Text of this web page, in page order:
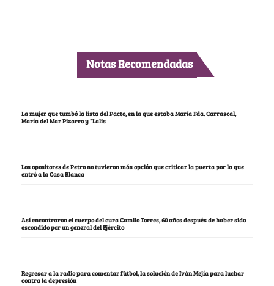
Notas Recomendadas
La mujer que tumbó la lista del Pacto, en la que estaba María Fda. Carrascal,
María del Mar Pizarro y “Lalis
Los opositores de Petro no tuvieron más opción que criticar la puerta por la que
entró a la Casa Blanca
Así encontraron el cuerpo del cura Camilo Torres, 60 años después de haber sido
escondido por un general del Ejército
Regresar a la radio para comentar fútbol, la solución de Iván Mejía para luchar
contra la depresión